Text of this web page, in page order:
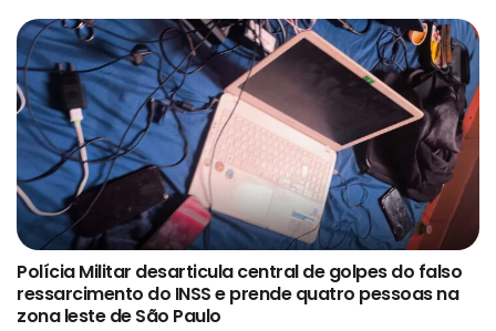
Polícia Militar desarticula central de golpes do falso
ressarcimento do INSS e prende quatro pessoas na
zona leste de São Paulo